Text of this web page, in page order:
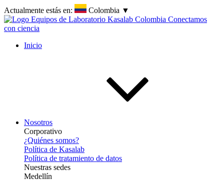
Actualmente estás en: Colombia ▼
Inicio
Nosotros
Corporativo
¿Quiénes somos?
Política de Kasalab
Política de tratamiento de datos
Nuestras sedes
Medellín